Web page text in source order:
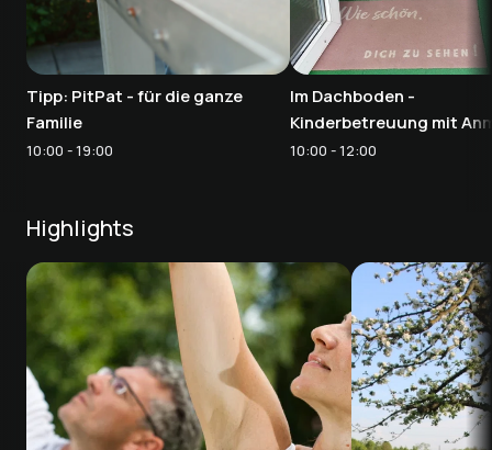
Tipp: PitPat - für die ganze
Familie
10:00 - 19:00
Im Dachboden -
Kinderbetreuung mit
10:00 - 12:00
Highlights